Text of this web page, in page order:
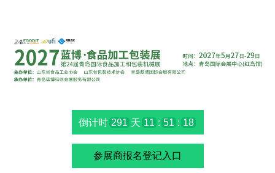
倒计时 291 天 11 : 51 : 17
参展商报名登记入口